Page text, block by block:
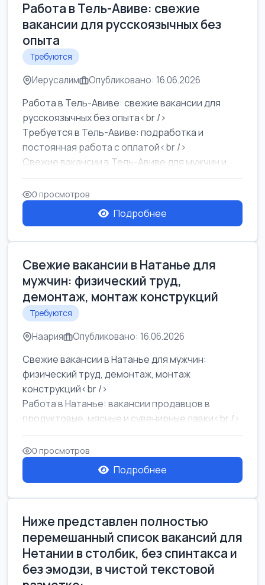
Работа в Тель-Авиве: свежие
вакансии для русскоязычных без
опыта
Требуются
Иерусалим Опубликовано: 16.06.2026
Работа в Тель-Авиве: свежие вакансии для
русскоязычных без опыта<br />
Требуется в Тель-Авиве: подработка и
постоянная работа с оплатой<br />
Свежие вакансии в Тель-Авиве для мужчин и
женщин от хозя...
0 просмотров
Подробнее
Свежие вакансии в Натанье для
мужчин: физический труд,
демонтаж, монтаж конструкций
Требуются
Наария Опубликовано: 16.06.2026
Свежие вакансии в Натанье для мужчин:
физический труд, демонтаж, монтаж
конструкций<br />
Работа в Натанье: вакансии продавцов в
продуктовые, мясные и сувенирные лавки<br />
Разнорабочий на сборку м...
0 просмотров
Подробнее
Ниже представлен полностью
перемешанный список вакансий для
Нетании в столбик, без спинтакса и
без эмодзи, в чистой текстовой